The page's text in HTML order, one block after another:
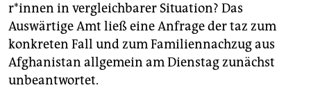
r*in­nen in vergleichbarer Situation? Das
Auswärtige Amt ließ eine Anfrage der taz zum
konkreten Fall und zum Familiennachzug aus
Afghanistan allgemein am Dienstag zunächst
unbeantwortet.